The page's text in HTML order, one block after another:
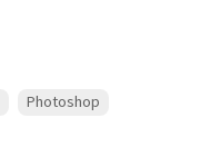
Photoshop